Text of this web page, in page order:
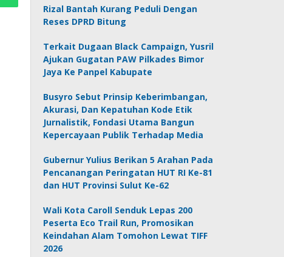
Rizal Bantah Kurang Peduli Dengan
Reses DPRD Bitung
Terkait Dugaan Black Campaign, Yusril
Ajukan Gugatan PAW Pilkades Bimor
Jaya Ke Panpel Kabupate
Busyro Sebut Prinsip Keberimbangan,
Akurasi, Dan Kepatuhan Kode Etik
Jurnalistik, Fondasi Utama Bangun
Kepercayaan Publik Terhadap Media
Gubernur Yulius Berikan 5 Arahan Pada
Pencanangan Peringatan HUT RI Ke-81
dan HUT Provinsi Sulut Ke-62
Wali Kota Caroll Senduk Lepas 200
Peserta Eco Trail Run, Promosikan
Keindahan Alam Tomohon Lewat TIFF
2026